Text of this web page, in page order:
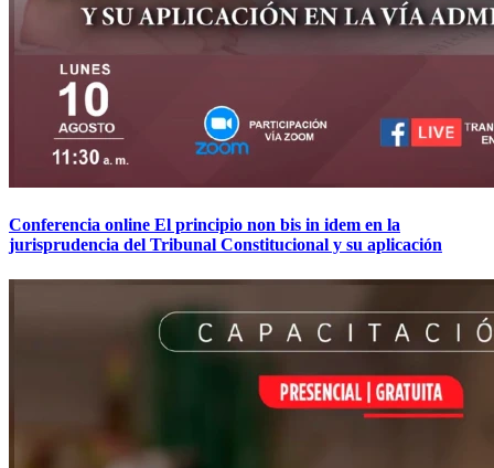
Conferencia online El principio non bis in idem en la
jurisprudencia del Tribunal Constitucional y su aplicación